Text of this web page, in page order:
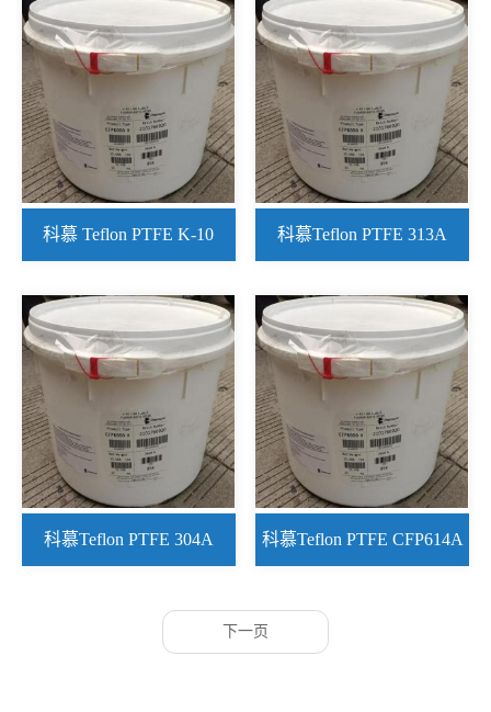
科慕 Teflon PTFE K-10 科慕Teflon PTFE 313A
科慕Teflon PTFE 304A 科慕Teflon PTFE CFP614A
下一页